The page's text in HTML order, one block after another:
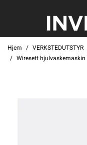
Hjem VERKSTEDUTSTYR
Wiresett